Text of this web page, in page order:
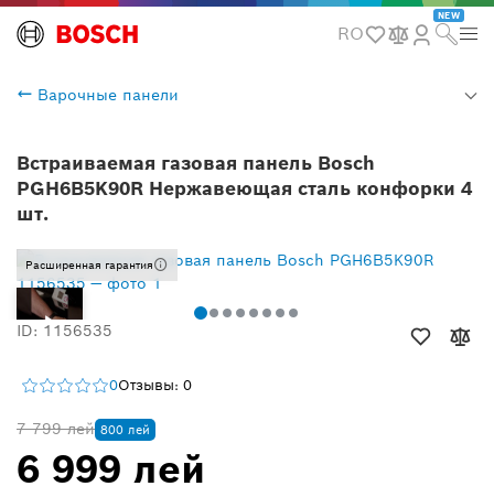
RO
NEW
Варочные панели
Встраиваемая газовая панель Bosch
PGH6B5K90R Нержавеющая сталь конфорки 4
шт.
Расширенная гарантия
ID: 1156535
0Отзывы: 0
7 799 лей 800 лей
6 999 лей